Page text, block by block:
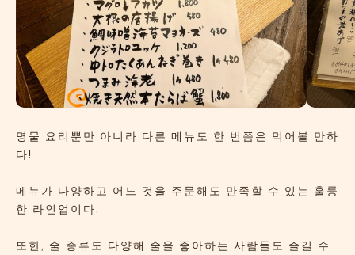
명물 요리뿐만 아니라 다른 메뉴도 한 번쯤은 먹어볼 만하
다!
메뉴가 다양하고 어느 것을 주문해도 만족할 수 있는 훌륭
한 라인업이다.
또한, 술 종류도 다양해 술을 좋아하는 사람들도 즐길 수